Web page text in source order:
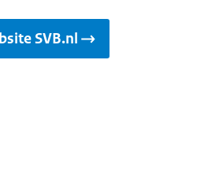
SVB.nl